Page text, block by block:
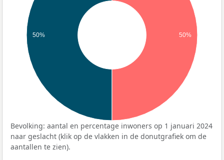
50% 50%
Bevolking: aantal en percentage inwoners op 1 januari 2024
naar geslacht (klik op de vlakken in de donutgrafiek om de
aantallen te zien).